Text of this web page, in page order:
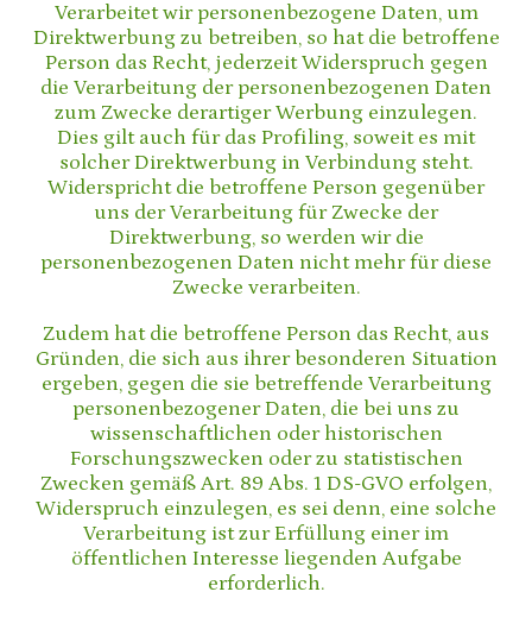
Verarbeitet wir personenbezogene Daten, um
Direktwerbung zu betreiben, so hat die betroffene
Person das Recht, jederzeit Widerspruch gegen
die Verarbeitung der personenbezogenen Daten
zum Zwecke derartiger Werbung einzulegen.
Dies gilt auch für das Profiling, soweit es mit
solcher Direktwerbung in Verbindung steht.
Widerspricht die betroffene Person gegenüber
uns der Verarbeitung für Zwecke der
Direktwerbung, so werden wir die
personenbezogenen Daten nicht mehr für diese
Zwecke verarbeiten.
Zudem hat die betroffene Person das Recht, aus
Gründen, die sich aus ihrer besonderen Situation
ergeben, gegen die sie betreffende Verarbeitung
personenbezogener Daten, die bei uns zu
wissenschaftlichen oder historischen
Forschungszwecken oder zu statistischen
Zwecken gemäß Art. 89 Abs. 1 DS-GVO erfolgen,
Widerspruch einzulegen, es sei denn, eine solche
Verarbeitung ist zur Erfüllung einer im
öffentlichen Interesse liegenden Aufgabe
erforderlich.